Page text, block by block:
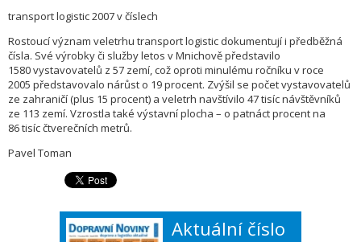
transport logistic 2007 v číslech
Rostoucí význam veletrhu transport logistic dokumentují i předběžná
čísla. Své výrobky či služby letos v Mnichově představilo
1580 vystavovatelů z 57 zemí, což oproti minulému ročníku v roce
2005 představovalo nárůst o 19 procent. Zvýšil se počet vystavovatelů
ze zahraničí (plus 15 procent) a veletrh navštívilo 47 tisíc návštěvníků
ze 113 zemí. Vzrostla také výstavní plocha – o patnáct procent na
86 tisíc čtverečních metrů.
Pavel Toman
Aktuální číslo